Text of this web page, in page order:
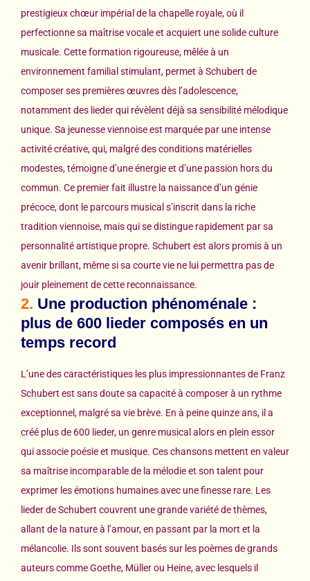
prestigieux chœur impérial de la chapelle royale, où il
perfectionne sa maîtrise vocale et acquiert une solide culture
musicale. Cette formation rigoureuse, mêlée à un
environnement familial stimulant, permet à Schubert de
composer ses premières œuvres dès l’adolescence,
notamment des lieder qui révèlent déjà sa sensibilité mélodique
unique. Sa jeunesse viennoise est marquée par une intense
activité créative, qui, malgré des conditions matérielles
modestes, témoigne d’une énergie et d’une passion hors du
commun. Ce premier fait illustre la naissance d’un génie
précoce, dont le parcours musical s’inscrit dans la riche
tradition viennoise, mais qui se distingue rapidement par sa
personnalité artistique propre. Schubert est alors promis à un
avenir brillant, même si sa courte vie ne lui permettra pas de
jouir pleinement de cette reconnaissance.
2. Une production phénoménale :
plus de 600 lieder composés en un
temps record
L’une des caractéristiques les plus impressionnantes de Franz
Schubert est sans doute sa capacité à composer à un rythme
exceptionnel, malgré sa vie brève. En à peine quinze ans, il a
créé plus de 600 lieder, un genre musical alors en plein essor
qui associe poésie et musique. Ces chansons mettent en valeur
sa maîtrise incomparable de la mélodie et son talent pour
exprimer les émotions humaines avec une finesse rare. Les
lieder de Schubert couvrent une grande variété de thèmes,
allant de la nature à l’amour, en passant par la mort et la
mélancolie. Ils sont souvent basés sur les poèmes de grands
auteurs comme Goethe, Müller ou Heine, avec lesquels il